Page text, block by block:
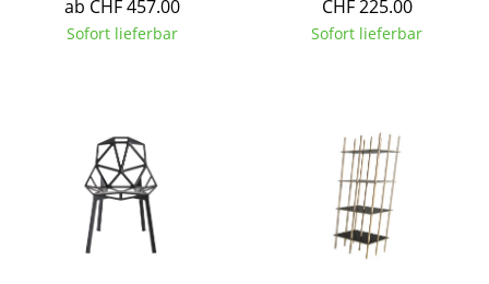
Licht
Schreibtischleuchten
Stehleuchten & Leseleuchten
Bodenleuchten
ab CHF 457.00
Sofort lieferbar
CHF 225.00
Sofort lieferbar